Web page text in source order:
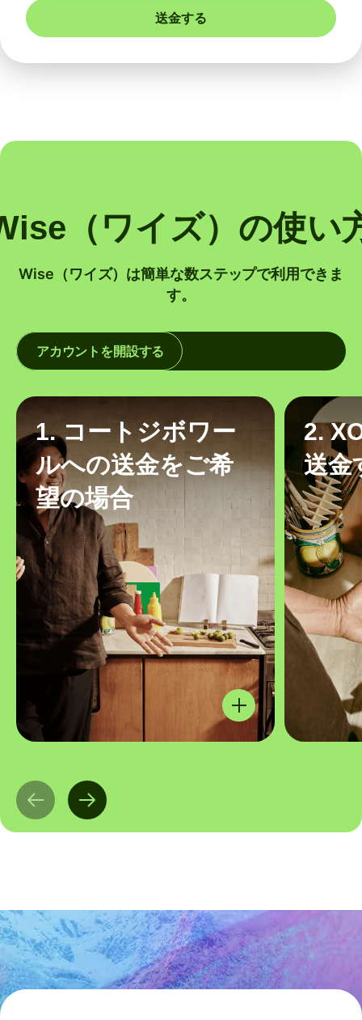
送金する
（ワイズ）の使い
Wise（ワイズ）は簡単な数ステップで利用できま
す。
アカウントを開設する
1. コートジボワー
ルへの送金をご希
望の場合
2.
送金